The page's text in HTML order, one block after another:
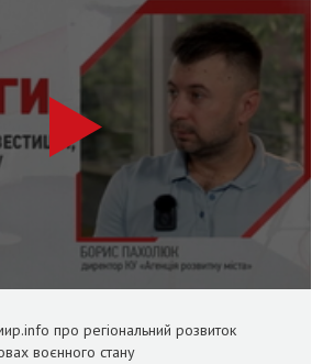
про регіональний розвиток
воєнного стану